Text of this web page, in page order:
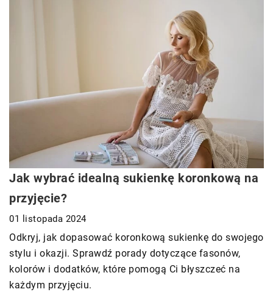
Jak wybrać idealną sukienkę koronkową na
przyjęcie?
01 listopada 2024
Odkryj, jak dopasować koronkową sukienkę do swojego
stylu i okazji. Sprawdź porady dotyczące fasonów,
kolorów i dodatków, które pomogą Ci błyszczeć na
każdym przyjęciu.